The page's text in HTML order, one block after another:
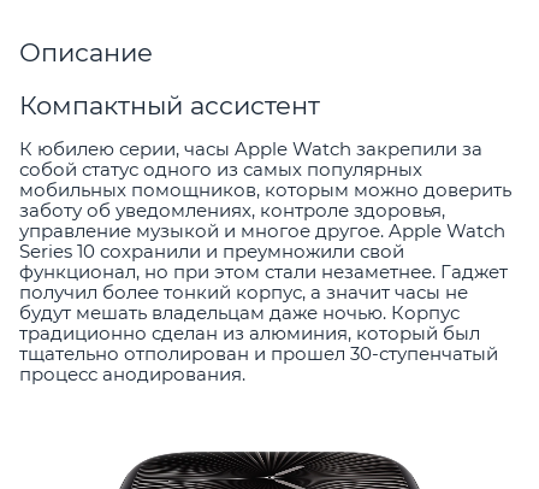
Описание
Компактный ассистент
К юбилею серии, часы Apple Watch закрепили за
собой статус одного из самых популярных
мобильных помощников, которым можно доверить
заботу об уведомлениях, контроле здоровья,
управление музыкой и многое другое. Apple Watch
Series 10 сохранили и преумножили свой
функционал, но при этом стали незаметнее. Гаджет
получил более тонкий корпус, а значит часы не
будут мешать владельцам даже ночью. Корпус
традиционно сделан из алюминия, который был
тщательно отполирован и прошел 30-ступенчатый
процесс анодирования.